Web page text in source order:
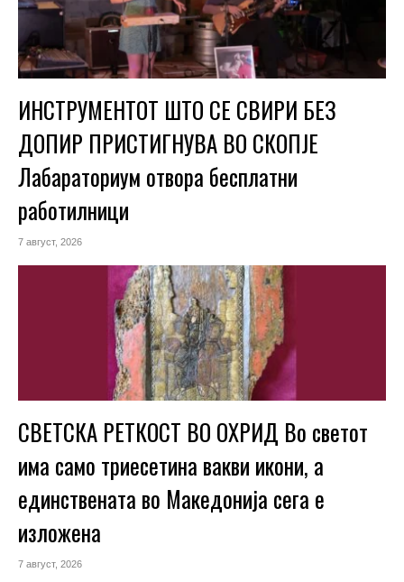
ИНСТРУМЕНТОТ ШТО СЕ СВИРИ БЕЗ
ДОПИР ПРИСТИГНУВА ВО СКОПЈЕ
Лабараториум отвора бесплатни
работилници
7 август, 2026
СВЕТСКА РЕТКОСТ ВО ОХРИД Во светот
има само триесетина вакви икони, а
единствената во Македонија сега е
изложена
7 август, 2026